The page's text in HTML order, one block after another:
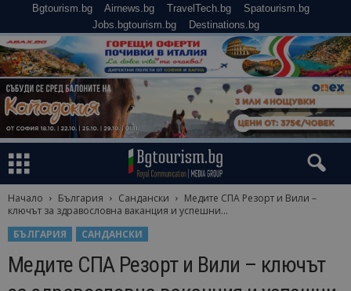
Bgtourism.bg Airnews.bg TravelTech.bg
Spatourism.bg
Jobs.bgtourism.bg
Destinations.bg
Начало България Сандански
Медите СПА Резорт и Вили –
ключът за здравословна ваканция и успешни...
БЪЛГАРИЯ
САНДАНСКИ
Медите СПА Резорт и Вили – ключът